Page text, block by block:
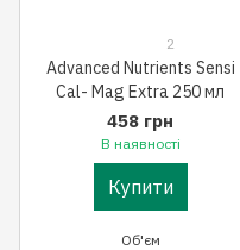
2
Advanced Nutrients Sensi
Cal- Mag Extra 250 мл
458 грн
В наявності
Купити
Об'єм